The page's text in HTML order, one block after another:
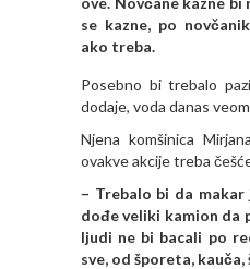
se kazne, po
ako treba.
Posebno bi trebalo
dodaje, voda danas
Njena komšinica
ovakve akcije treba
– Trebalo bi da makar
dođe veliki kamion da
ljudi ne bi bacali po
sve, od šporeta, kauča,